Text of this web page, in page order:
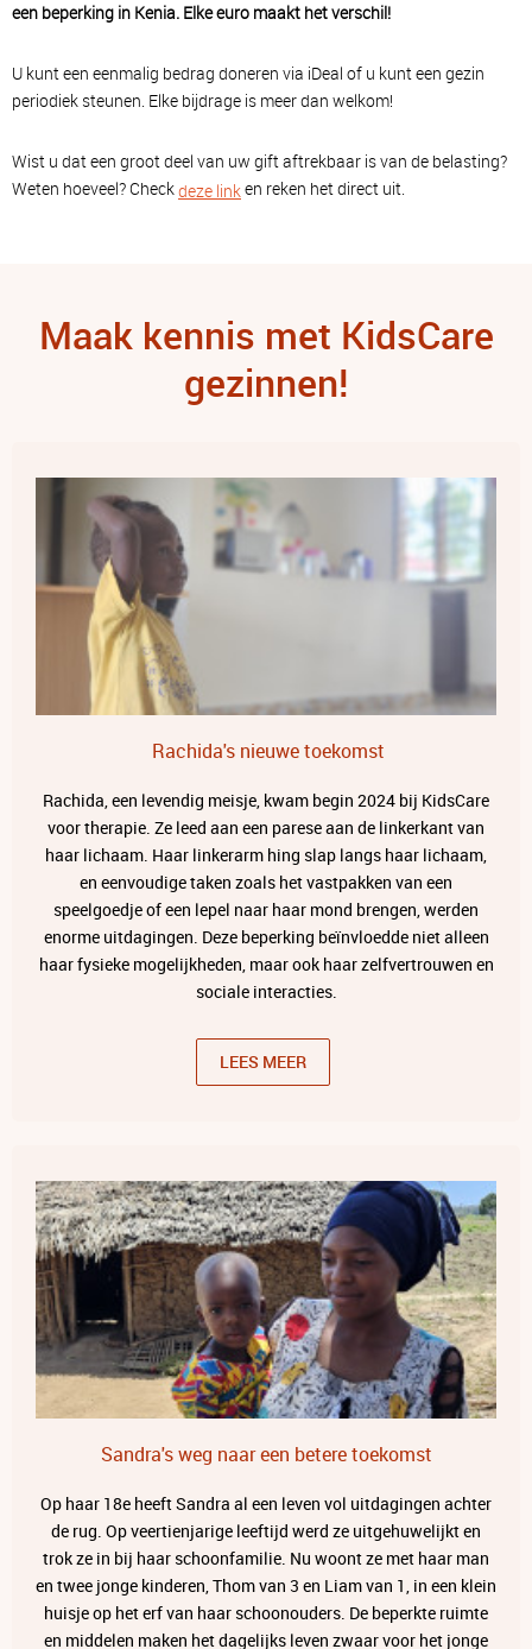
een beperking in Kenia. Elke euro maakt het verschil!
U kunt een eenmalig bedrag doneren via iDeal of u kunt een gezin
periodiek steunen. Elke bijdrage is meer dan welkom!
Wist u dat een groot deel van uw gift aftrekbaar is van de belasting?
Weten hoeveel? Checkdeze linken reken het direct uit.
Maak kennis met KidsCare
gezinnen!
Rachida's nieuwe toekomst
Rachida, een levendig meisje, kwam begin 2024 bij KidsCare
voor therapie. Ze leed aan een parese aan de linkerkant van
haar lichaam. Haar linkerarm hing slap langs haar lichaam,
en eenvoudige taken zoals het vastpakken van een
speelgoedje of een lepel naar haar mond brengen, werden
enorme uitdagingen. Deze beperking beïnvloedde niet alleen
haar fysieke mogelijkheden, maar ook haar zelfvertrouwen en
sociale interacties.
LEES MEER
Sandra's weg naar een betere toekomst
Op haar 18e heeft Sandra al een leven vol uitdagingen achter
de rug. Op veertienjarige leeftijd werd ze uitgehuwelijkt en
trok ze in bij haar schoonfamilie. Nu woont ze met haar man
en twee jonge kinderen, Thom van 3 en Liam van 1, in een klein
huisje op het erf van haar schoonouders. De beperkte ruimte
en middelen maken het dagelijks leven zwaar voor het jonge